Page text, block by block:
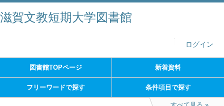
滋賀文教短期大学図書館
ログイン
図書館TOPページ 新着資料
フリーワードで探す 条件項目で探す